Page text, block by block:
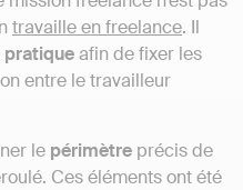
travaille en freelance. Il
pratiqueafin de fixer les
entre le travailleur
le périmètre précis de
Ces éléments ont été